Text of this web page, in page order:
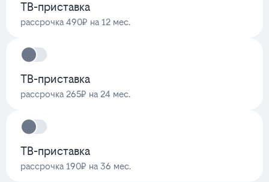
ТВ-приставка
рассрочка 490₽ на 12 мес.
ТВ-приставка
рассрочка 265₽ на 24 мес.
ТВ-приставка
рассрочка 190₽ на 36 мес.